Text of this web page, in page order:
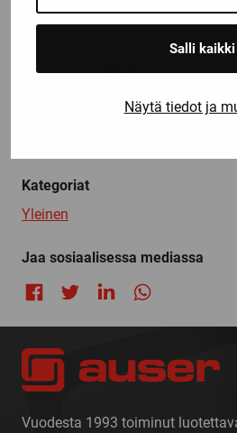
Salli kaikki
Näytä tiedot ja
Kategoriat
Yleinen
Jaa sosiaalisessa mediassa
Vuodesta 1993 toiminut